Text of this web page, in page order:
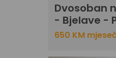
Dvosoban
- Bjelave -
650 KM